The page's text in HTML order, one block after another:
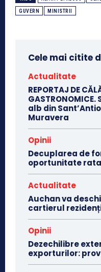
GUVERN MINISTRII
Cele mai citite
Actualitate
REPORTAJ DE
alb din
Muravera
Opinii
Decuplarea de
oportunitate
Actualitate
Auchan va
cartierul
Opinii
Dezechilibre
exporturilor: